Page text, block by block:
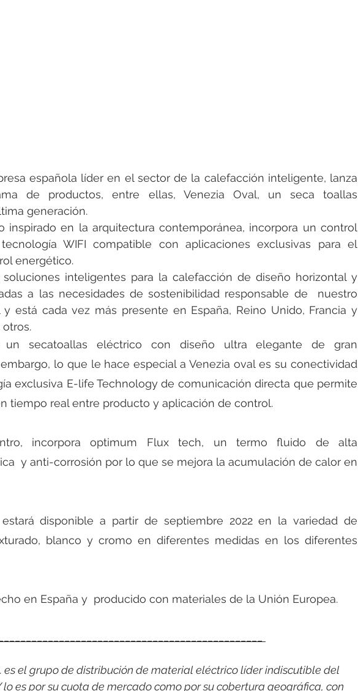
española líder en el sector de la calefacción inteligente, lanza
de productos, entre ellas, Venezia Oval, un seca toallas
generación.
inspirado en la arquitectura contemporánea, incorpora un control
WIFI compatible con aplicaciones exclusivas para el
energético.
soluciones inteligentes para la calefacción de diseño horizontal y
a las necesidades de sostenibilidad responsable de  nuestro
está cada vez más presente en España, Reino Unido, Francia y
un secatoallas eléctrico con diseño ultra elegante de gran
lo que le hace especial a Venezia oval es su conectividad
exclusiva E-life Technology de comunicación directa que permite
tiempo real entre producto y aplicación de control.
incorpora optimum Flux tech, un termo fluido de alta
y anti-corrosión por lo que se mejora la acumulación de calor en
disponible a partir de septiembre 2022 en la variedad de
blanco y cromo en diferentes medidas en los diferentes
en España y  producido con materiales de la Unión Europea.
es el grupo de distribución de material eléctrico líder indiscutible del
lo es por su cuota de mercado como por su cobertura geográfica, con